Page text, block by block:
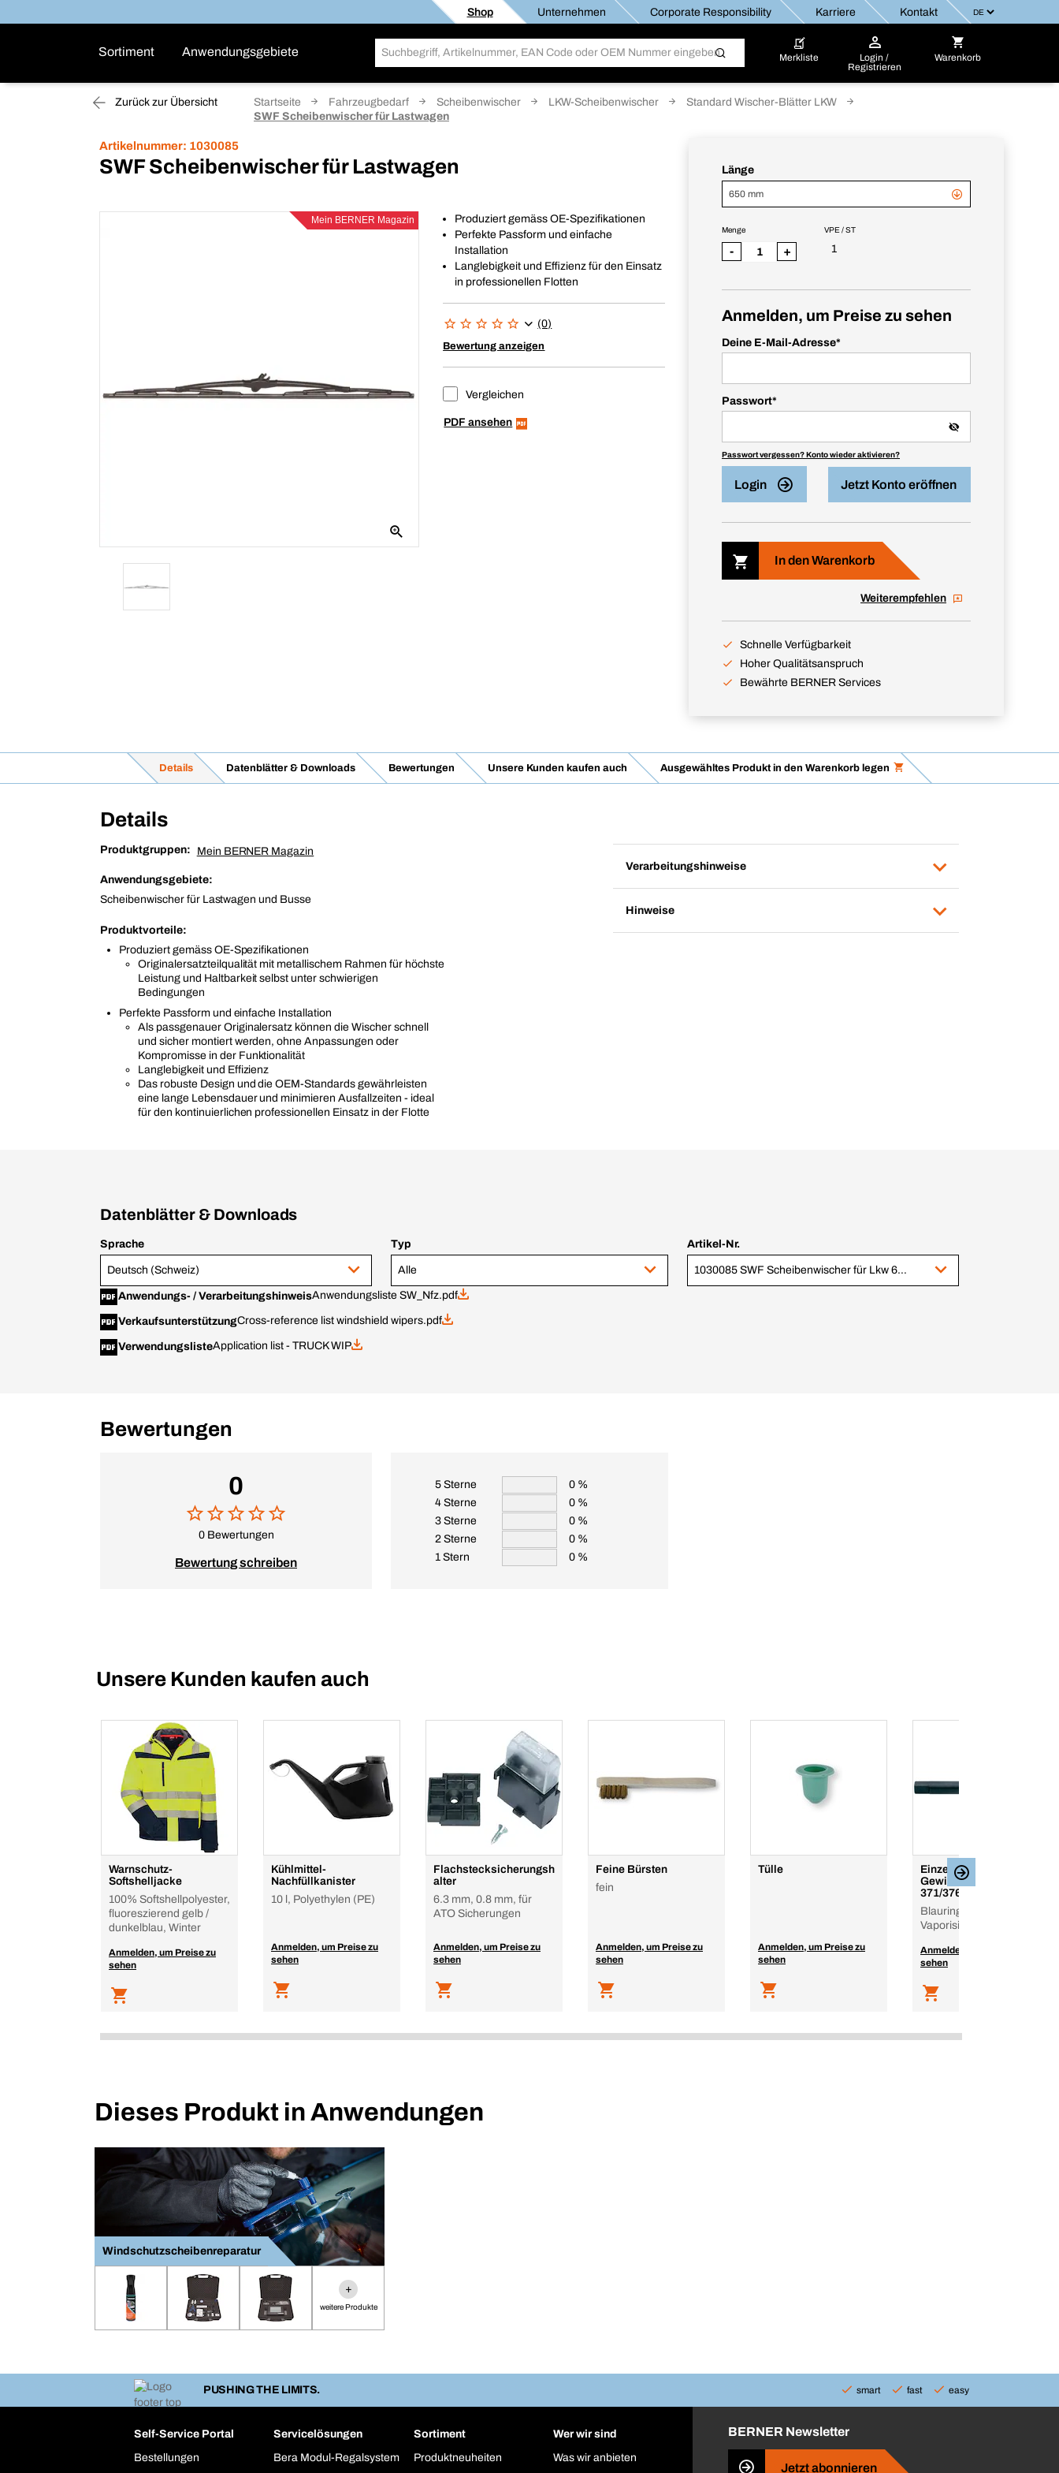
Shop Unternehmen Corporate Responsibility Karriere Kontakt
Sortiment Anwendungsgebiete Merkliste
Login /
Registrieren
Warenkorb
Zurück zur Übersicht Startseite Fahrzeugbedarf Scheibenwischer LKW-Scheibenwischer
Standard Wischer-Blätter LKW
SWF Scheibenwischer für Lastwagen
Artikelnummer: 1030085
SWF Scheibenwischer für Lastwagen
Mein BERNER Magazin
Produziert gemäss OE-Spezifikationen
Perfekte Passform und einfache
Installation
Langlebigkeit und Effizienz für den Einsatz
in professionellen Flotten
(0)
Bewertung anzeigen
Vergleichen
PDF ansehen
Länge
650 mm
VPE / ST
1
Menge
- +
Anmelden, um Preise zu sehen
Deine E-Mail-Adresse*
Passwort*
Passwort vergessen? Konto wieder aktivieren?
Login Jetzt Konto eröffnen
In den Warenkorb
Weiterempfehlen
Schnelle Verfügbarkeit
Hoher Qualitätsanspruch
Bewährte BERNER Services
Details Datenblätter & Downloads Bewertungen Unsere Kunden kaufen auch Ausgewähltes Produkt in den Warenkorb legen
Details
Produktgruppen: Mein BERNER Magazin
Anwendungsgebiete:
Scheibenwischer für Lastwagen und Busse
Produktvorteile:
Produziert gemäss OE-Spezifikationen
Originalersatzteilqualität mit metallischem Rahmen für höchste
Leistung und Haltbarkeit selbst unter schwierigen
Bedingungen
Perfekte Passform und einfache Installation
Als passgenauer Originalersatz können die Wischer schnell
und sicher montiert werden, ohne Anpassungen oder
Kompromisse in der Funktionalität
Langlebigkeit und Effizienz
Das robuste Design und die OEM-Standards gewährleisten
eine lange Lebensdauer und minimieren Ausfallzeiten - ideal
für den kontinuierlichen professionellen Einsatz in der Flotte
Verarbeitungshinweise
Hinweise
Datenblätter & Downloads
Sprache
Deutsch (Schweiz)
Typ
Alle
Artikel-Nr.
1030085 SWF Scheibenwischer für Lkw 650 mm Renault
Anwendungs- / VerarbeitungshinweisAnwendungsliste SW_Nfz.pdf
VerkaufsunterstützungCross-reference list windshield wipers.pdf
VerwendungslisteApplication list - TRUCK WIP
Bewertungen
0
0 Bewertungen
Bewertung schreiben
5 Sterne
0 %
4 Sterne
0 %
3 Sterne
0 %
2 Sterne
0 %
1 Stern
0 %
Unsere Kunden kaufen auch
Warnschutz-
Softshelljacke
100% Softshellpolyester,
fluoreszierend gelb /
dunkelblau, Winter
Anmelden, um Preise zu
sehen
Kühlmittel-
Nachfüllkanister
10 l, Polyethylen (PE)
Anmelden, um Preise zu
sehen
Flachstecksicherungsh
alter
6.3 mm, 0.8 mm, für
ATO Sicherungen
Anmelden, um Preise zu
sehen
Feine Bürsten
fein
Anmelden, um Preise zu
sehen
Tülle
Anmelden, um Preise zu
sehen
Einzelschnitt-
Gewindebohrer DIN
371/376
Blauring, Form B mit
Vaporisierung
Anmelden, um Preise zu
sehen
Dieses Produkt in Anwendungen
Windschutzscheibenreparatur
+
weitere Produkte
PUSHING THE LIMITS. smart fast easy
Self-Service Portal
Bestellungen
Servicelösungen
Bera Modul-Regalsystem
Sortiment
Produktneuheiten
Wer wir sind
Was wir anbieten
BERNER Newsletter
Jetzt abonnieren